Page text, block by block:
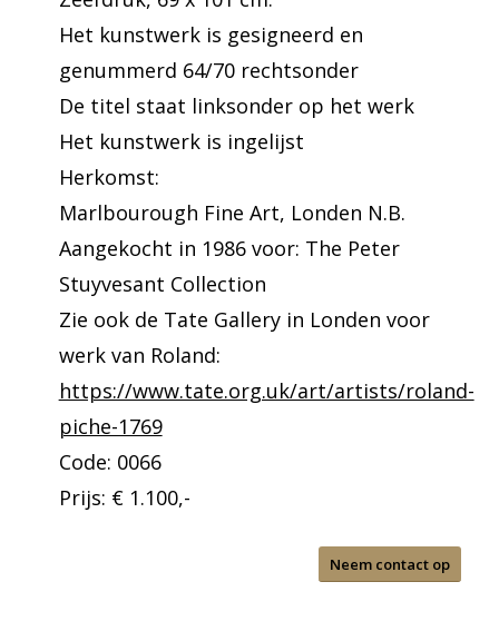
Het kunstwerk is gesigneerd en
genummerd 64/70 rechtsonder
De titel staat linksonder op het werk
Het kunstwerk is ingelijst
Herkomst:
Marlbourough Fine Art, Londen N.B.
Aangekocht in 1986 voor: The Peter
Stuyvesant Collection
Zie ook de Tate Gallery in Londen voor
werk van Roland:
https://www.tate.org.uk/art/artists/roland-
piche-1769
Code: 0066
Prijs: € 1.100,-
Neem contact op